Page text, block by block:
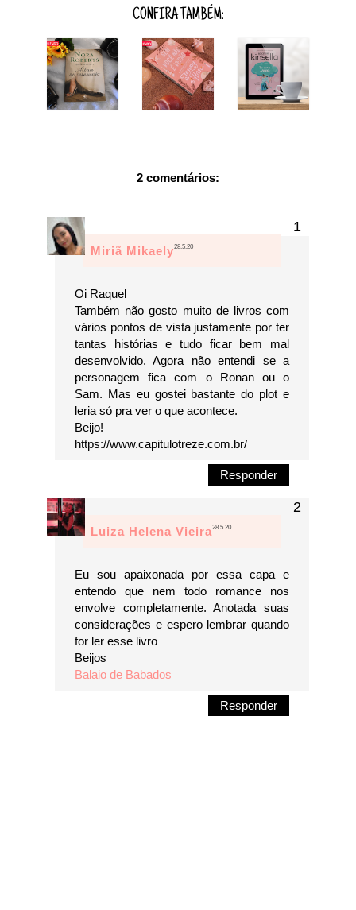
CONFIRA TAMBÉM:
2 comentários:
Miriã Mikaely28.5.20
Oi Raquel
Também não gosto muito de livros com
vários pontos de vista justamente por ter
tantas histórias e tudo ficar bem mal
desenvolvido. Agora não entendi se a
personagem fica com o Ronan ou o
Sam. Mas eu gostei bastante do plot e
leria só pra ver o que acontece.
Beijo!
https://www.capitulotreze.com.br/
Responder
Luiza Helena Vieira28.5.20
Eu sou apaixonada por essa capa e
entendo que nem todo romance nos
envolve completamente. Anotada suas
considerações e espero lembrar quando
for ler esse livro
Beijos
Balaio de Babados
Responder